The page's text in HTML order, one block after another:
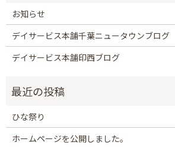
お知らせ
デイサービス本舗千葉ニュータウンブログ
デイサービス本舗印西ブログ
ひな祭り
ホームページを公開しました。